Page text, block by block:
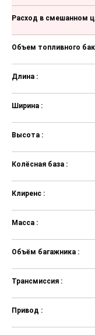
(BAS)
(HAC)
с
покоя
тремя
Расход в смешанном
Объем топливного
Длина :
Ширина :
Высота :
Колёсная база :
Клиренс :
Масса :
Объём багажника :
Трансмиссия :
Привод :